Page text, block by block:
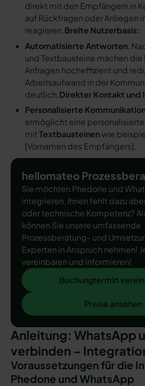
direkt mit den Empfängern in
auf Rückfragen oder Anliegen
reagieren.Breite Nutzerbasis:
Automatisierte Antworten,
und Textbausteine machen
Anfragen hocheffizient und
Arbeitsaufwand in der
deutlich.Direkter Kontakt und
Personalisierte
ermöglicht eine
mitTextbausteinenwie
[Vornamen des Empfängers].
hellomateo
Sie möchten Phedone und
integrieren, Ihnen fehlt dazu
oder technische Kompetenz?
können Sie unsere umfassende
Prozessberatung- und
Experten in Anspruch nehmen!
vereinbaren und informieren!
Buchungtermin vereinbaren
Buchungtermin
Preise ansehen
Preise ansehen
Anleitung: WhatsApp
verbinden –
Voraussetzungen für die
Phedone und WhatsApp